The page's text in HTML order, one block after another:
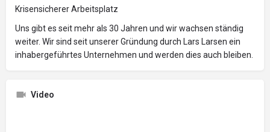
Krisensicherer Arbeitsplatz
Uns gibt es seit mehr als 30 Jahren und wir wachsen ständig
weiter. Wir sind seit unserer Gründung durch Lars Larsen ein
inhabergeführtes Unternehmen und werden dies auch bleiben.
Video